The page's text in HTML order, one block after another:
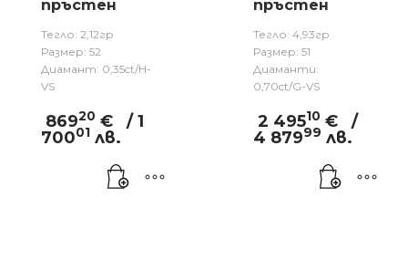
пръстен
Тегло: 2,12гр
Размер: 52
Диамант: 0,35ct/H-
VS
86920 €
/ 1
70001 лв.
пръстен
Тегло: 4,93гр
Размер: 51
Диаманти:
0,70ct/G-VS
2 49510 €
/
4 87999 лв.